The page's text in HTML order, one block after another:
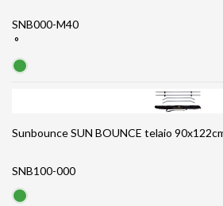
SNB000-M40
°
Sunbounce SUN BOUNCE telaio
SNB100-000